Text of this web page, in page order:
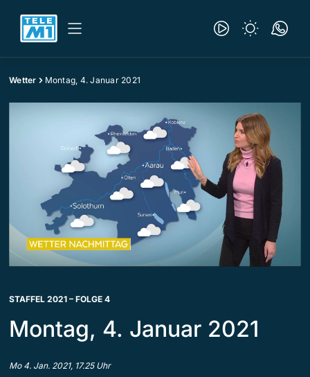
Wetter Montag, 4. Januar 2021
STAFFEL 2021 – FOLGE 4
Montag, 4. Januar 2021
Mo 4. Jan. 2021, 17.25 Uhr